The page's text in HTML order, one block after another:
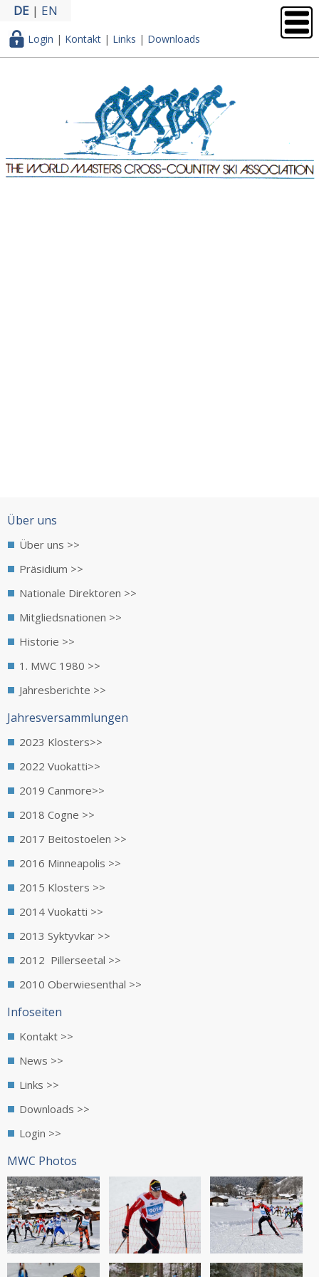
DE | EN
Login | Kontakt | Links | Downloads
Über uns
Über uns >>
Präsidium >>
Nationale Direktoren >>
Mitgliedsnationen >>
Historie >>
1. MWC 1980 >>
Jahresberichte >>
Jahresversammlungen
2023 Klosters>>
2022 Vuokatti>>
2019 Canmore>>
2018 Cogne >>
2017 Beitostoelen >>
2016 Minneapolis >>
2015 Klosters >>
2014 Vuokatti >>
2013 Syktyvkar >>
2012 Pillerseetal >>
2010 Oberwiesenthal >>
Infoseiten
Kontakt >>
News >>
Links >>
Downloads >>
Login >>
MWC Photos